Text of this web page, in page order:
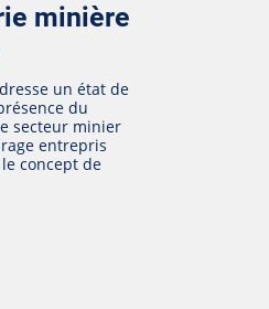
minière
un état de
du
secteur minier
entrepris
concept de